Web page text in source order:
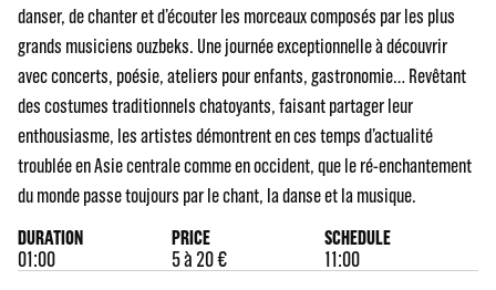
danser, de chanter et d’écouter les morceaux composés par les plus
grands musiciens ouzbeks. Une journée exceptionnelle à découvrir
avec concerts, poésie, ateliers pour enfants, gastronomie… Revêtant
des costumes traditionnels chatoyants, faisant partager leur
enthousiasme, les artistes démontrent en ces temps d’actualité
troublée en Asie centrale comme en occident, que le ré-enchantement
du monde passe toujours par le chant, la danse et la musique.
DURATION
01:00
PRICE
5 à 20 €
SCHEDULE
11:00